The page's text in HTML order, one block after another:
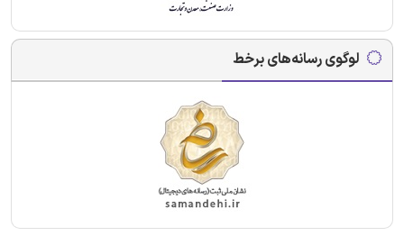
لوگوی رسانه‌های برخط